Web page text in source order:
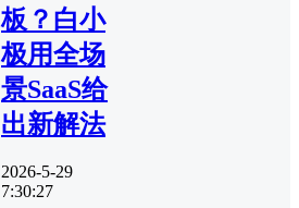
板？白小
极用全场
景SaaS给
出新解法
2026-5-29
7:30:27